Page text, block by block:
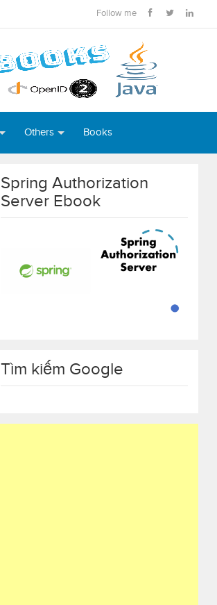
Follow me
Others Books
Spring Authorization
Server Ebook
Tìm kiếm Google